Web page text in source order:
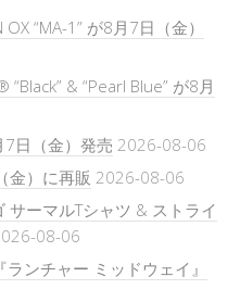
OX “MA-1” が8月7日（金）
“Black” & “Pearl Blue” が8月
7日（金）発売 2026-08-06
金）に再販 2026-08-06
サーマルTシャツ & ストライ
08-06
ンチャー ミッドウェイ』